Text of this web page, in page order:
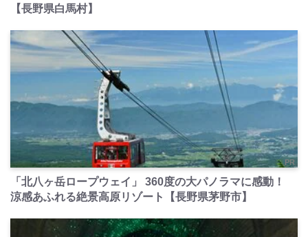
【長野県白馬村】
PR
「北八ヶ岳ロープウェイ」 360度の大パノラマに感動！
涼感あふれる絶景高原リゾート【長野県茅野市】